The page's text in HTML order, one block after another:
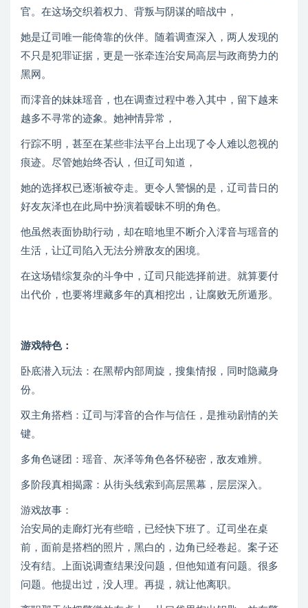
官。在这场交织着权力、背叛与阴谋的暗战中，
她是辽司唯一能倚靠的伙伴。随着调查深入，两人发现的
不只是犯罪证据，更是一张牵连治安局高层与政商势力的
黑网。
而澪音的妹妹瑶音，也在调查过程中卷入其中，留下越来
越多不寻常的迹象。她神情异常，
行踪不明，甚至在某些非法平台上出现了令人难以忽视的
痕迹。尽管她始终否认，但辽司知道，
她的选择权已逐渐被夺走。更令人警惕的是，辽司昔日的
好友灰泽也在此局中扮演着暧昧不明的角色。
他虽然表面协助行动，却在暗地里不断介入澪音与瑶音的
生活，让辽司陷入无法分辨敌友的困境。
在这场错综复杂的斗争中，辽司只能选择前进。就算要付
出代价，也要将埋藏多年的真相挖出，让腐败无所遁形。
游戏特色：
卧底潜入玩法：在黑帮内部周旋，搜集情报，同时隐藏身
份。
双主角搭档：辽司与澪音的合作与信任，是推动剧情的关
键。
多角色谜团：瑶音、灰泽等角色各怀秘密，敌友难辨。
多阶段真相揭露：从街头线索到高层黑幕，层层深入。
游戏故事：
治安局的走廊灯光有些暗，已经快下班了。辽司坐在桌
前，面前是搭档的照片，黑白的，边角已经卷起。案子还
没有结。上面说调查结果没问题，但他知道有问题。很多
问题。他提出过，没人理。再提，就让他离职。